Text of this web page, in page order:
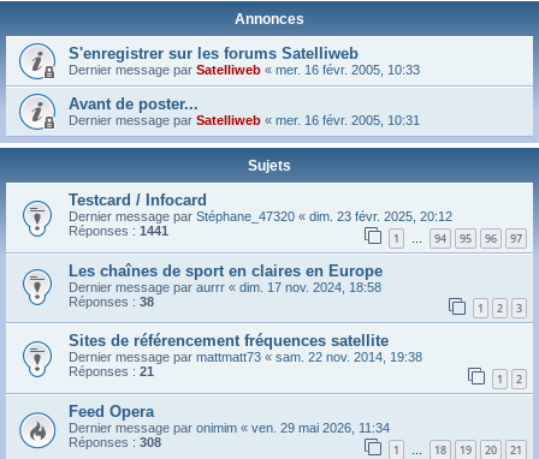
e
Annonces
S'enregistrer sur les forums Satelliweb
Dernier message par Satelliweb « mer. 16 févr. 2005, 10:33
Avant de poster...
Dernier message par Satelliweb « mer. 16 févr. 2005, 10:31
Sujets
Testcard / Infocard
Dernier message par Stéphane_47320 « dim. 23 févr. 2025, 20:12
Réponses : 1441 1 … 94 95 96 97
Les chaînes de sport en claires en Europe
Dernier message par aurrr « dim. 17 nov. 2024, 18:58
Réponses : 38 1 2 3
Sites de référencement fréquences satellite
Dernier message par mattmatt73 « sam. 22 nov. 2014, 19:38
Réponses : 21 1 2
Feed Opera
Dernier message par onimim « ven. 29 mai 2026, 11:34
Réponses : 308 1 … 18 19 20 21